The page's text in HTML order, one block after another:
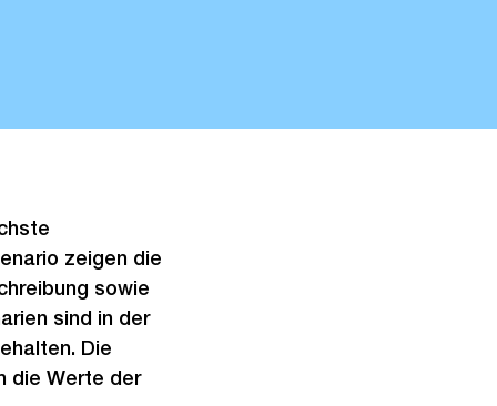
zeigen die
sowie
sind in der
Die
die Werte der